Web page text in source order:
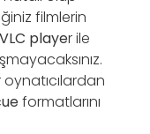
filmlerin
VLC player ile
formatlarını